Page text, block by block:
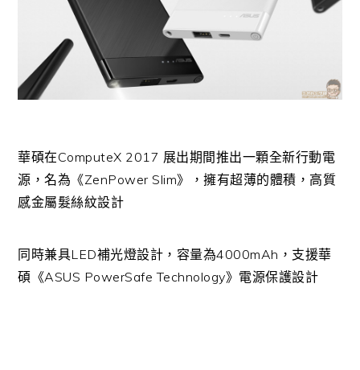
華碩在ComputeX 2017 展出期間推出一顆全新行動電
源，名為《ZenPower Slim》，擁有超薄的體積，高質
感金屬髮絲紋設計
同時兼具LED補光燈設計，容量為4000mAh，支援華
碩《ASUS PowerSafe Technology》電源保護設計